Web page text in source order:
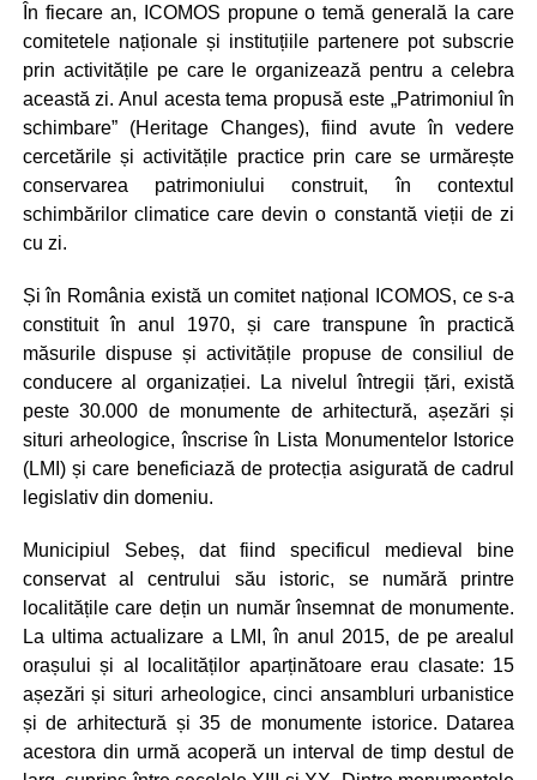
În fiecare an, ICOMOS propune o temă generală la care
comitetele naționale și instituțiile partenere pot subscrie
prin activitățile pe care le organizează pentru a celebra
această zi. Anul acesta tema propusă este „Patrimoniul în
schimbare” (Heritage Changes), fiind avute în vedere
cercetările și activitățile practice prin care se urmărește
conservarea patrimoniului construit, în contextul
schimbărilor climatice care devin o constantă vieții de zi
cu zi.
Și în România există un comitet național ICOMOS, ce s-a
constituit în anul 1970, și care transpune în practică
măsurile dispuse și activitățile propuse de consiliul de
conducere al organizației. La nivelul întregii țări, există
peste 30.000 de monumente de arhitectură, așezări și
situri arheologice, înscrise în Lista Monumentelor Istorice
(LMI) și care beneficiază de protecția asigurată de cadrul
legislativ din domeniu.
Municipiul Sebeș, dat fiind specificul medieval bine
conservat al centrului său istoric, se numără printre
localitățile care dețin un număr însemnat de monumente.
La ultima actualizare a LMI, în anul 2015, de pe arealul
orașului și al localităților aparținătoare erau clasate: 15
așezări și situri arheologice, cinci ansambluri urbanistice
și de arhitectură și 35 de monumente istorice. Datarea
acestora din urmă acoperă un interval de timp destul de